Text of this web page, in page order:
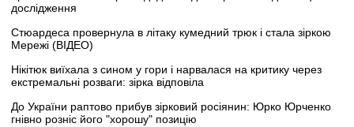
дослідження
Стюардеса провернула в літаку кумедний трюк і стала зіркою
Мережі (ВІДЕО)
Нікітюк виїхала з сином у гори і нарвалася на критику через
екстремальні розваги: зірка відповіла
До України раптово прибув зірковий росіянин: Юрко Юрченко
гнівно розніс його "хорошу" позицію